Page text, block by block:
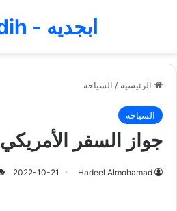
ابجديه - Abjadih
الرئيسية / السياحة
السياحة
جواز السفر الأمريكي
Hadeel Almohamad
2022-10-21